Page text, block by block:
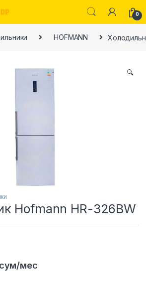
0
HOFMANN
🔍
Hofmann HR-326BW
мес